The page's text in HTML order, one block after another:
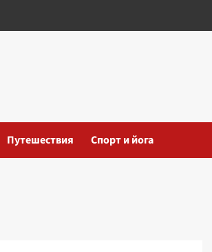
Путешествия Спорт и йога